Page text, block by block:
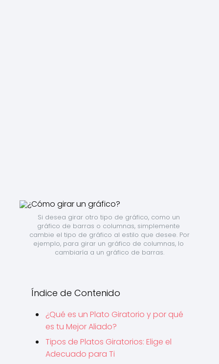
Si desea girar otro tipo de gráfico, como un
gráfico de barras o columnas, simplemente
cambie el tipo de gráfico al estilo que desee. Por
ejemplo, para girar un gráfico de columnas, lo
cambiaría a un gráfico de barras.
Índice de Contenido
¿Qué es un Plato Giratorio y por qué
es tu Mejor Aliado?
Tipos de Platos Giratorios: Elige el
Adecuado para Ti